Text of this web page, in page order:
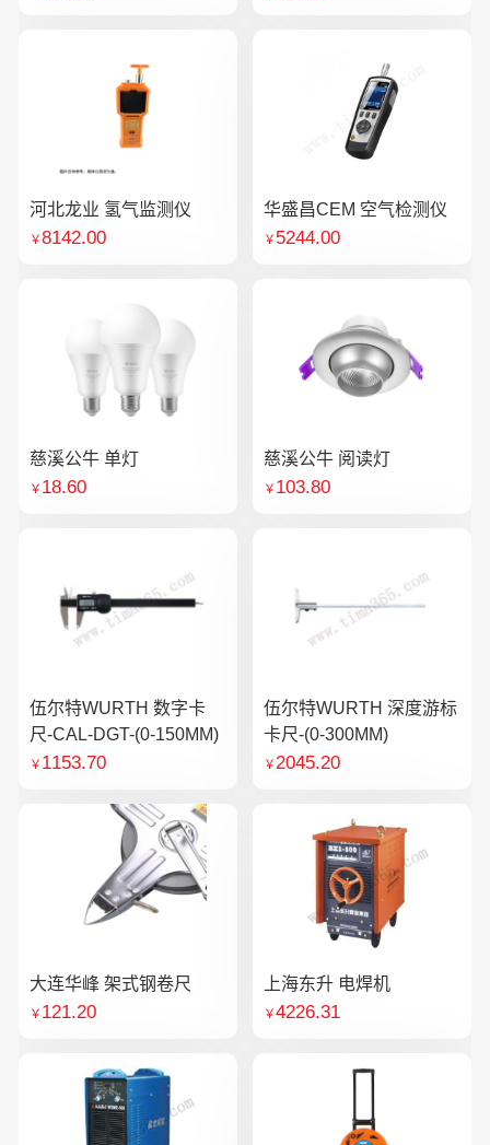
河北龙业 氢气监测仪
￥8142.00
华盛昌CEM 空气检测仪
￥ 5244.00
慈溪公牛 单灯
￥ 18.60
慈溪公牛 阅读灯
￥ 103.80
伍尔特WURTH 数字卡
尺-CAL-DGT-(0-150MM)
￥ 1153.70
伍尔特WURTH 深度游标
卡尺-(0-300MM)
￥2045.20
大连华峰 架式钢卷尺
￥ 121.20
上海东升 电焊机
￥4226.31